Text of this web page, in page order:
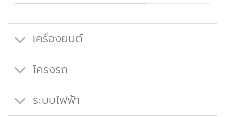
เครื่องยนต์
โครงรถ
ระบบไฟฟ้า